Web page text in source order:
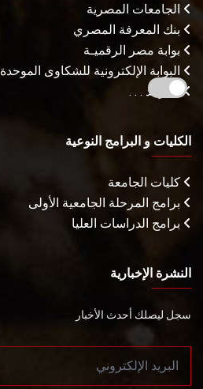
الجامعات المصرية
بنك المعرفة المصري
بوابة مصر الرقميـة
البوابة الإلكترونية للشكاوى الموحدة
المزيـد . . .
الكليات و البرامج النوعية
كليات الجامعة
برامج المرحلة الجامعية الأولى
برامج الدراسات العليا
النشرة الإخبارية
سجل ليصلك أحدث الأخبار